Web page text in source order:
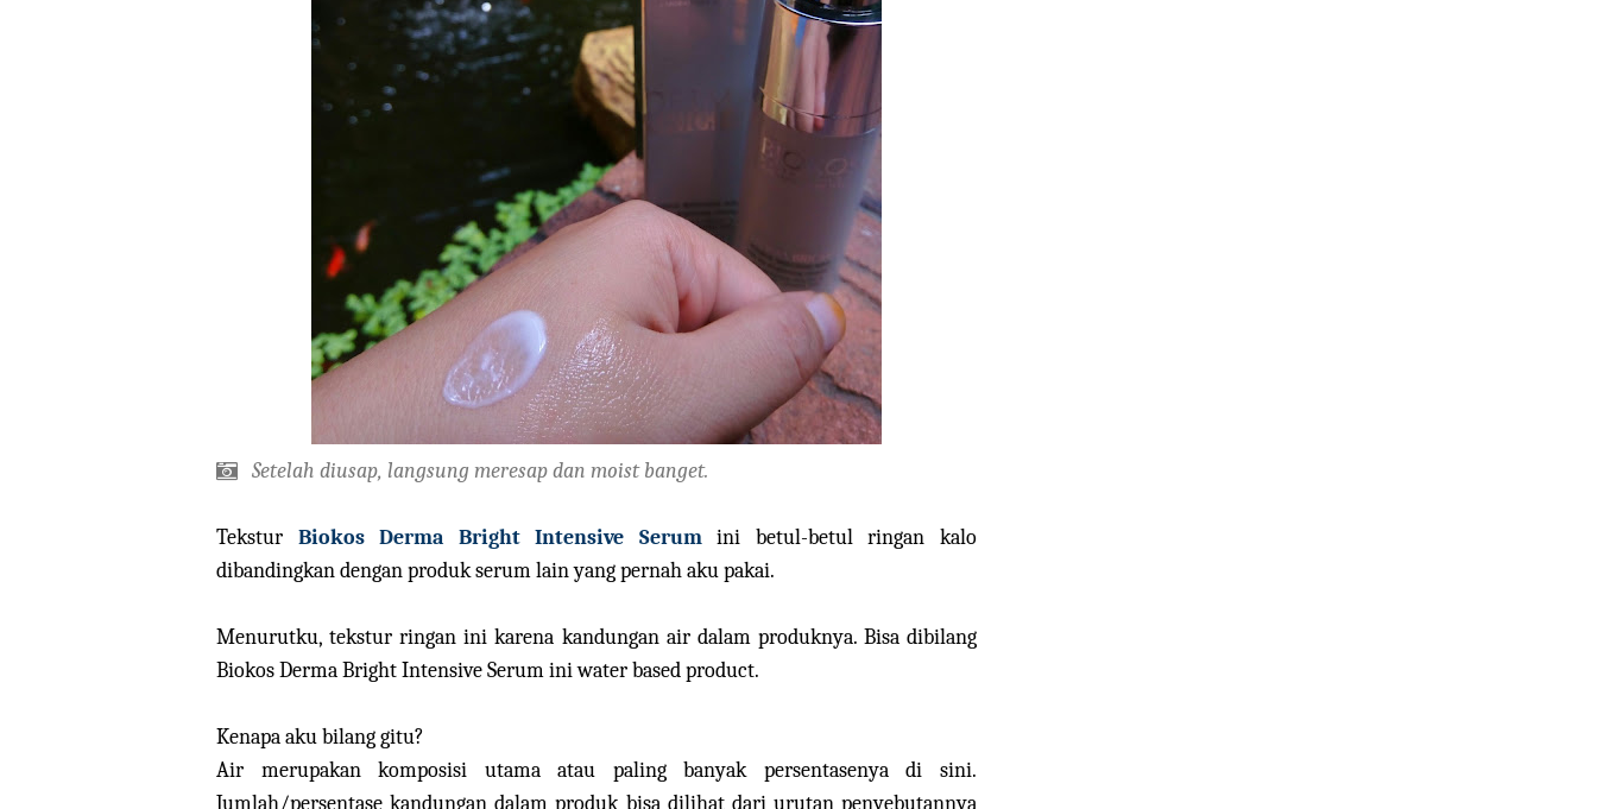
Setelah diusap, langsung meresap dan moist banget.
Tekstur Biokos Derma Bright Intensive Serumini betul-betul ringan kalo
dibandingkan dengan produk serum lain yang pernah aku pakai.
Menurutku, tekstur ringan ini karena kandungan air dalam produknya. Bisa dibilang
Biokos Derma Bright Intensive Serum ini water based product.
Kenapa aku bilang gitu?
Air merupakan komposisi utama atau paling banyak persentasenya di sini.
Jumlah/persentase kandungan dalam produk bisa dilihat dari urutan penyebutannya